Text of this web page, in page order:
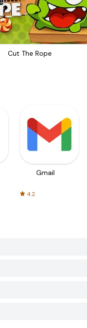
Cut The Rope
Gmail
4.2